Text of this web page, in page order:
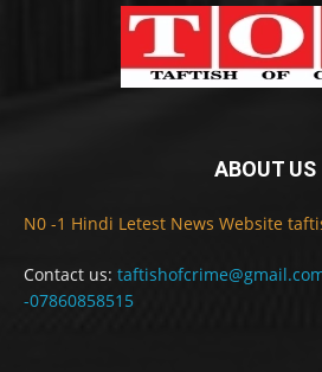
ABOUT US
N0 -1 Hindi Letest News Website
Contact us:
-07860858515